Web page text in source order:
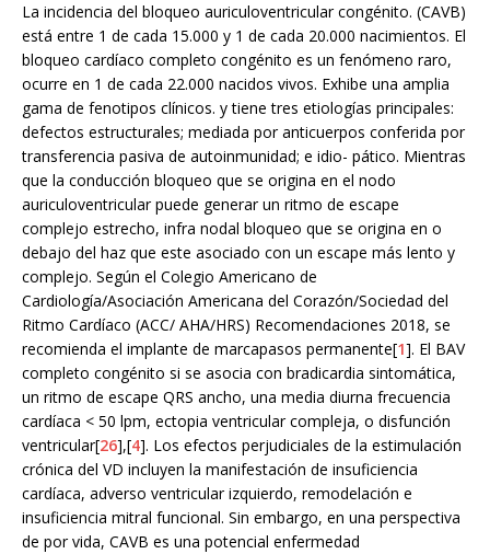
La incidencia del bloqueo auriculoventricular congénito. (CAVB)
está entre 1 de cada 15.000 y 1 de cada 20.000 nacimientos. El
bloqueo cardíaco completo congénito es un fenómeno raro,
ocurre en 1 de cada 22.000 nacidos vivos. Exhibe una amplia
gama de fenotipos clínicos. y tiene tres etiologías principales:
defectos estructurales; mediada por anticuerpos conferida por
transferencia pasiva de autoinmunidad; e idio- pático. Mientras
que la conducción bloqueo que se origina en el nodo
auriculoventricular puede generar un ritmo de escape
complejo estrecho, infra nodal bloqueo que se origina en o
debajo del haz que este asociado con un escape más lento y
complejo. Según el Colegio Americano de
Cardiología/Asociación Americana del Corazón/Sociedad del
Ritmo Cardíaco (ACC/ AHA/HRS) Recomendaciones 2018, se
recomienda el implante de marcapasos permanente[1]. El BAV
completo congénito si se asocia con bradicardia sintomática,
un ritmo de escape QRS ancho, una media diurna frecuencia
cardíaca < 50 lpm, ectopia ventricular compleja, o disfunción
ventricular[26],[4]. Los efectos perjudiciales de la estimulación
crónica del VD incluyen la manifestación de insuficiencia
cardíaca, adverso ventricular izquierdo, remodelación e
insuficiencia mitral funcional. Sin embargo, en una perspectiva
de por vida, CAVB es una potencial enfermedad